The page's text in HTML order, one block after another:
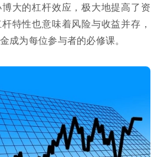
大的杠杆效应，极大地提高了资
特性也意味着风险与收益并存，
成为每位参与者的必修课。